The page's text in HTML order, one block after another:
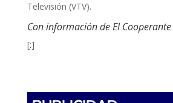
Televisión (VTV).
Con información de El Cooperante
[:]